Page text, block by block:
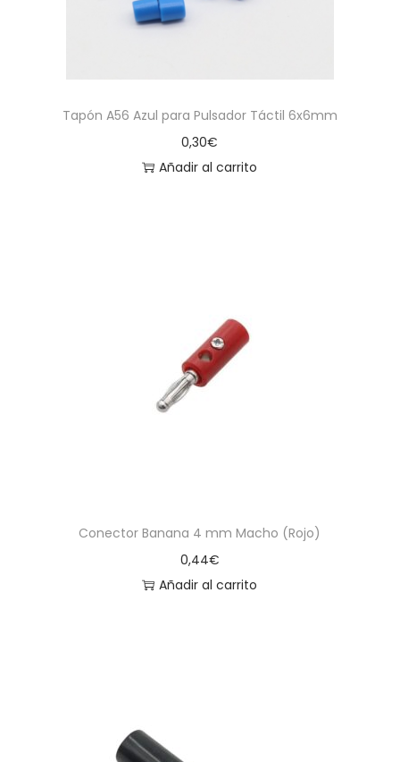
Tapón A56 Azul para Pulsador Táctil 6x6mm
0,30€
Añadir al carrito
Conector Banana 4 mm Macho (Rojo)
0,44€
Añadir al carrito